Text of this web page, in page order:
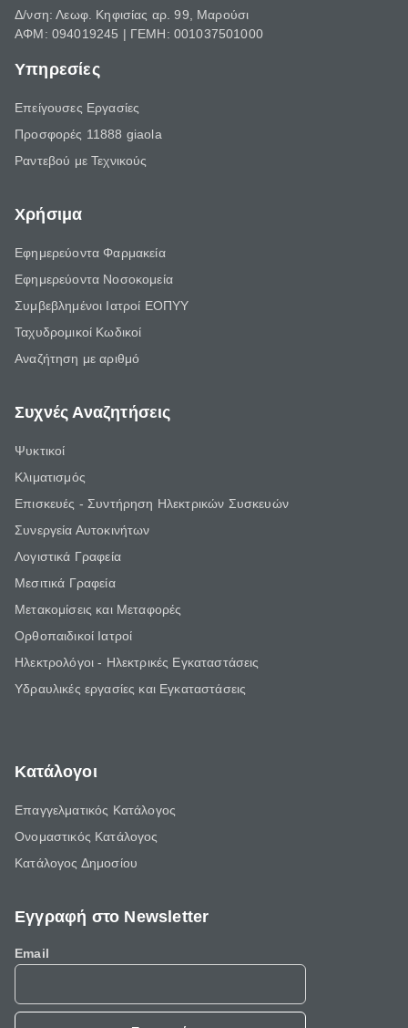
Δ/νση: Λεωφ. Κηφισίας αρ. 99, Μαρούσι
ΑΦΜ: 094019245 | ΓΕΜΗ: 001037501000
Υπηρεσίες
Επείγουσες Εργασίες
Προσφορές 11888 giaola
Ραντεβού με Τεχνικούς
Χρήσιμα
Εφημερεύοντα Φαρμακεία
Εφημερεύοντα Νοσοκομεία
Συμβεβλημένοι Ιατροί ΕΟΠΥΥ
Ταχυδρομικοί Κωδικοί
Αναζήτηση με αριθμό
Συχνές Αναζητήσεις
Ψυκτικοί
Κλιματισμός
Επισκευές - Συντήρηση Ηλεκτρικών Συσκευών
Συνεργεία Αυτοκινήτων
Λογιστικά Γραφεία
Μεσιτικά Γραφεία
Μετακομίσεις και Μεταφορές
Ορθοπαιδικοί Ιατροί
Ηλεκτρολόγοι - Ηλεκτρικές Εγκαταστάσεις
Υδραυλικές εργασίες και Εγκαταστάσεις
Κατάλογοι
Επαγγελματικός Κατάλογος
Ονομαστικός Κατάλογος
Κατάλογος Δημοσίου
Εγγραφή στο Newsletter
Email